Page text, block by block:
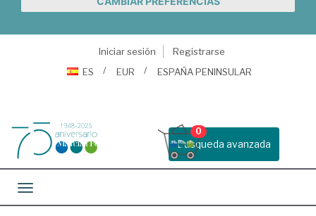
Iniciar sesión
Registrarse
ES
EUR ESPAÑA PENINSULAR
Busqueda avanzada
0
Toggle navigation